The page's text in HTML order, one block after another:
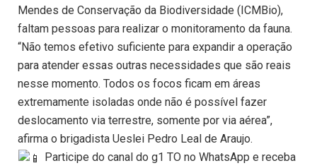
Mendes de Conservação da Biodiversidade (ICMBio),
faltam pessoas para realizar o monitoramento da fauna.
“Não temos efetivo suficiente para expandir a operação
para atender essas outras necessidades que são reais
nesse momento. Todos os focos ficam em áreas
extremamente isoladas onde não é possível fazer
deslocamento via terrestre, somente por via aérea”,
afirma o brigadista Ueslei Pedro Leal de Araujo.
Participe do canal do g1 TO no WhatsApp e receba